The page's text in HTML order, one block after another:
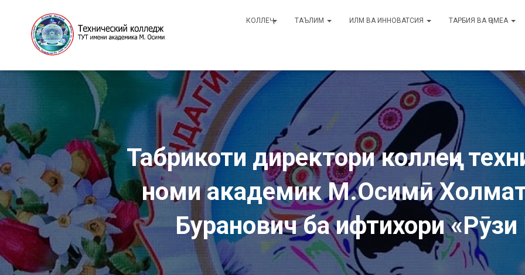
КОЛЛЕҶ ТАЪЛИМ ИЛМ ВА ИННОВАТСИЯ ТАРБИЯ ВА ҶОМЕА
Табрикоти директори коллеҷи
номи академик М.Осимӣ
Буранович ба ифтихори